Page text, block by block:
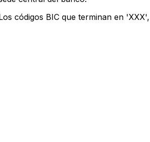
códigos BIC que terminan en